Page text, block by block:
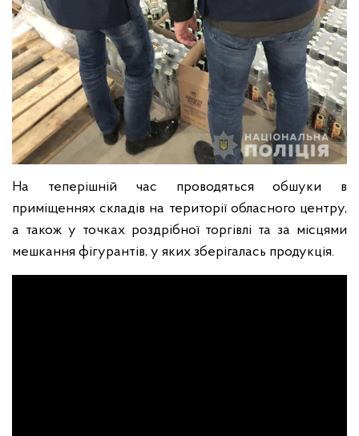
На теперішній час проводяться обшуки в
приміщеннях складів на території обласного центру,
а також у точках роздрібної торгівлі та за місцями
мешкання фігурантів, у яких зберігалась продукція.